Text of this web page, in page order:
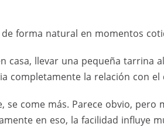
forma natural en momentos
casa, llevar una pequeña tarrina
completamente la relación con el
se come más. Parece obvio,
en eso, la facilidad influye